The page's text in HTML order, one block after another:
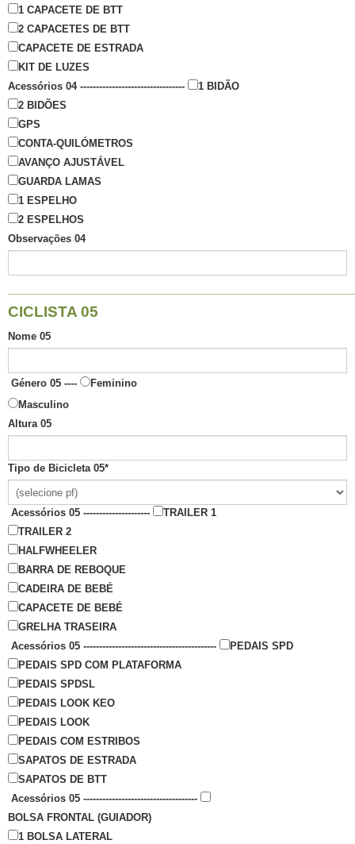
1 CAPACETE DE BTT
2 CAPACETES DE BTT
CAPACETE DE ESTRADA
KIT DE LUZES
Acessórios 04 ---------------------------------
1 BIDÃO
2 BIDÕES
GPS
CONTA-QUILÓMETROS
AVANÇO AJUSTÁVEL
GUARDA LAMAS
1 ESPELHO
2 ESPELHOS
Observações 04
CICLISTA 05
Nome 05
Género 05 ----
Feminino
Masculino
Altura 05
Tipo de Bicicleta 05*
Acessórios 05 ---------------------
TRAILER 1
TRAILER 2
HALFWHEELER
BARRA DE REBOQUE
CADEIRA DE BEBÉ
CAPACETE DE BEBÉ
GRELHA TRASEIRA
Acessórios 05 ------------------------------------------
PEDAIS SPD
PEDAIS SPD COM PLATAFORMA
PEDAIS SPDSL
PEDAIS LOOK KEO
PEDAIS LOOK
PEDAIS COM ESTRIBOS
SAPATOS DE ESTRADA
SAPATOS DE BTT
Acessórios 05 ------------------------------------
BOLSA FRONTAL (GUIADOR)
1 BOLSA LATERAL